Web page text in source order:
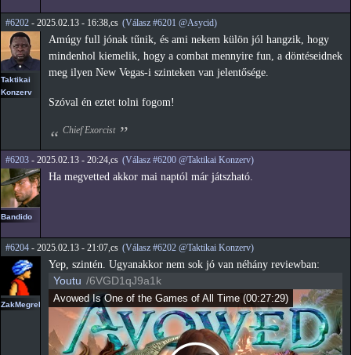
#6202 - 2025.02.13 - 16:38,cs (Válasz #6201 @Asycid)
Taktikai
Konzerv
Amúgy full jónak tűnik, és ami nekem külön jól hangzik, hogy
mindenhol kiemelik, hogy a combat mennyire fun, a döntéseidnek
meg ilyen New Vegas-i szinteken van jelentősége.
Szóval én eztet tolni fogom!
Chief Exorcist
#6203 - 2025.02.13 - 20:24,cs (Válasz #6200 @Taktikai Konzerv)
Bandido
Ha megvetted akkor mai naptól már játszható.
#6204 - 2025.02.13 - 21:07,cs (Válasz #6202 @Taktikai Konzerv)
ZakMegrekken
Yep, szintén. Ugyanakkor nem sok jó van néhány reviewban:
Youtu /6VGD1qJ9a1k
Avowed Is One of the Games of All Time (00:27:29)